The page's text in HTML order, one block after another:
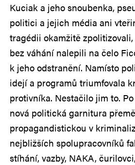
Kuciak a jeho snoubenka,
politici a jejich média ani
tragédii okamžitě
bez váhání nalepili na čelo
k jeho odstranění. Namísto
idejí a programů triumfovala
protivníka. Nestačilo jim to.
nová politická garnitura
propagandistickou v
nejbližších spolupracovníků
stíhání, vazby, NAKA,